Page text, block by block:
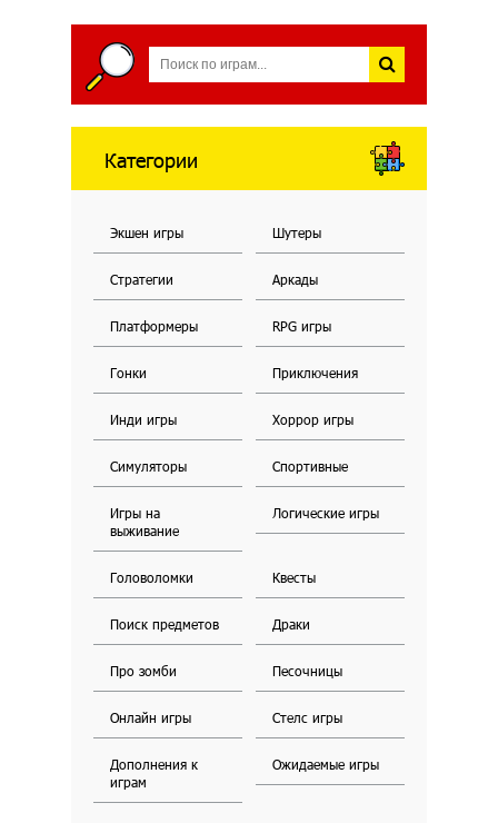
Категории
Экшен игры Шутеры
Стратегии Аркады
Платформеры RPG игры
Гонки Приключения
Инди игры Хоррор игры
Симуляторы Спортивные
Игры на
выживание
Логические игры
Головоломки Квесты
Поиск предметов Драки
Про зомби Песочницы
Онлайн игры Стелс игры
Дополнения к
играм
Ожидаемые игры